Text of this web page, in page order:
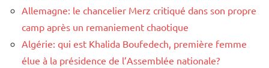
Allemagne: le chancelier Merz critiqué dans son propre
camp après un remaniement chaotique
Algérie: qui est Khalida Boufedech, première femme
élue à la présidence de l’Assemblée nationale?